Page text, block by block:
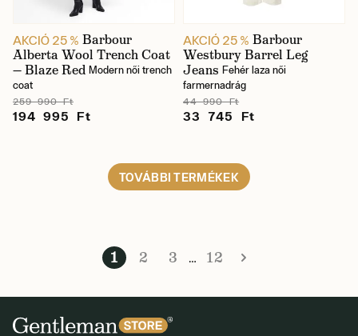
AKCIÓ 25 % Barbour
Alberta Wool Trench Coat
— Blaze Red Modern női trench
coat
259 990 Ft
194 995 Ft
AKCIÓ 25 % Barbour
Westbury Barrel Leg
Jeans Fehér laza női
farmernadrág
44 990 Ft
33 745 Ft
TOVÁBBI TERMÉKEK
1 2 3 … 12